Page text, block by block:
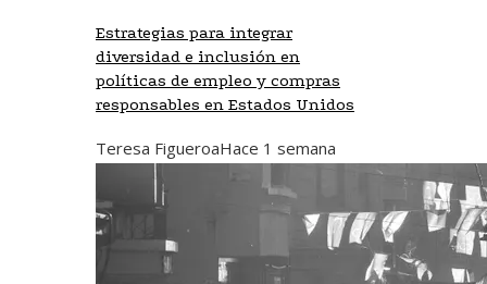
Estrategias para integrar
diversidad e inclusión en
políticas de empleo y compras
responsables en Estados Unidos
Teresa FigueroaHace 1 semana